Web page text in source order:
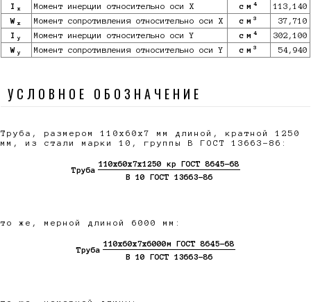
I x Момент инерции относительно оси X см 4
113,140
W x Момент сопротивления относительно оси X см 3
37,710
I y Момент инерции относительно оси Y см 4
302,100
W y Момент сопротивления относительно оси Y см 3 54,940
УСЛОВНОЕ ОБОЗНАЧЕНИЕ
Труба, размером 110х60х7 мм длиной, кратной 1250
мм, из стали марки 10, группы В ГОСТ 13663-86:
Труба
110х60х7х1250 кр ГОСТ 8645-68
В 10 ГОСТ 13663-86
то же, мерной длиной 6000 мм:
Труба
110х60х7х6000м ГОСТ 8645-68
В 10 ГОСТ 13663-86